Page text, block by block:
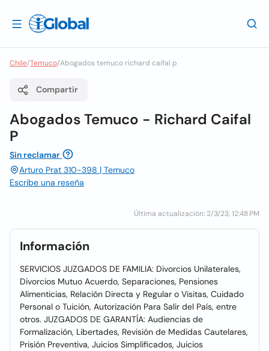
Chile/Temuco/Abogados temuco richard caifal p
Compartir
Abogados Temuco - Richard Caifal
P
Sin reclamar
Arturo Prat 310-398 | Temuco
Escribe una reseña
Última actualización: 2/3/23, 12:48 PM
Información
SERVICIOS JUZGADOS DE FAMILIA: Divorcios Unilaterales,
Divorcios Mutuo Acuerdo, Separaciones, Pensiones
Alimenticias, Relación Directa y Regular o Visitas, Cuidado
Personal o Tuición, Autorización Para Salir del País, entre
otros. JUZGADOS DE GARANTÍA: Audiencias de
Formalización, Libertades, Revisión de Medidas Cautelares,
Prisión Preventiva, Juicios Simplificados, Juicios